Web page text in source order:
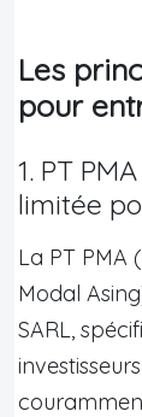
Les
pour
1. PT
limitée
La PT PMA
Modal
SARL,